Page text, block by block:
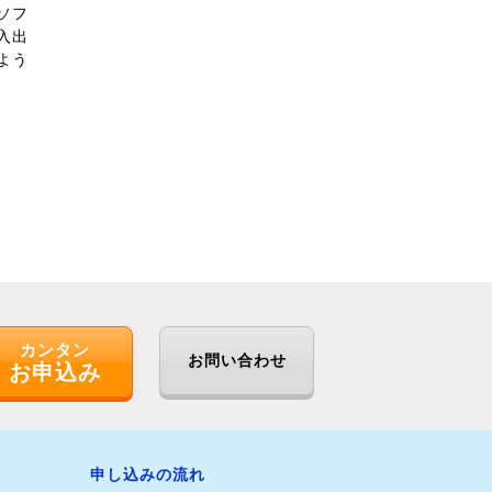
フ
出
う
カンタン
お申込み お問い合わせ
申し込みの流れ